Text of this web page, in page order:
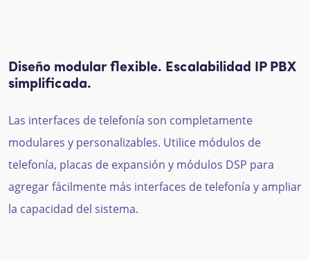
Diseño modular flexible. Escalabilidad IP PBX
simplificada.
Las interfaces de telefonía son completamente
modulares y personalizables. Utilice módulos de
telefonía, placas de expansión y módulos DSP para
agregar fácilmente más interfaces de telefonía y ampliar
la capacidad del sistema.